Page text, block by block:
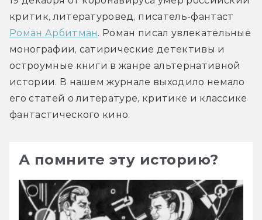
Роман Арбитман. Роман писал увлекательные
монографии, сатирические детективы и
остроумные книги в жанре альтернативной
истории. В нашем журнале выходило немало
его статей о литературе, критике и классике
фантастического кино.
А помните эту историю?